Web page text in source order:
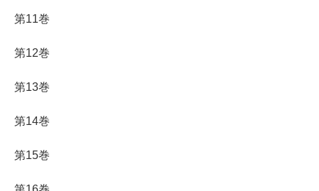
第11巻
第12巻
第13巻
第14巻
第15巻